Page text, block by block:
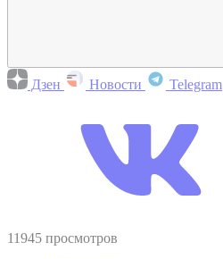
Дзен Новости Telegram
11945 просмотров